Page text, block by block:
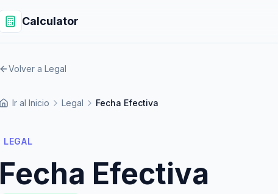
Calculator
Volver a Legal
Ir al Inicio Legal Fecha Efectiva
LEGAL
Fecha Efectiva